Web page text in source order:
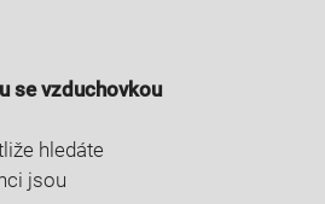
se vzduchovkou
hledáte
jsou